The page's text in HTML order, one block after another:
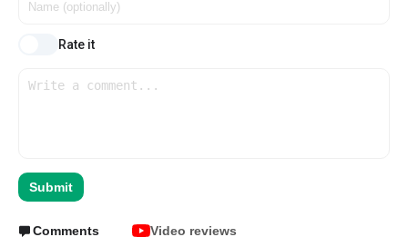
Rate it
Submit
Comments Video reviews